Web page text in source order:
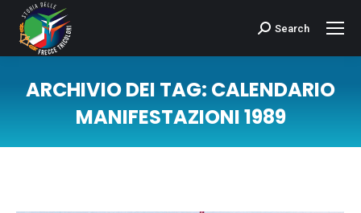
Cerca:Search
ARCHIVIO DEI TAG: CALENDARIO
MANIFESTAZIONI 1989